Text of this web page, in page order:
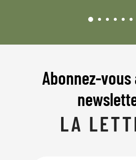
Abonnez-